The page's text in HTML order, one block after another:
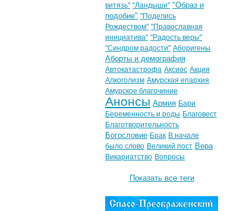
витязь" "Ландыши" "Образ и
подобие" "Поделись
Рождеством" "Православная
инициатива" "Радость веры"
"Синдром радости" Аборигены
Аборты и демография
Автокатастрофа Аксиос Акция
Алкоголизм Амурская епархия
Амурское благочиние
Анонсы Армия Бари
Беременность и роды Благовест
Благотворительность
Богословие Брак В начале
было слово Великий пост Вера
Викариатство Вопросы
Показать все теги